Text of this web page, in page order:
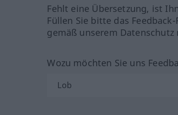
Fehlt eine Übersetzung, ist
Füllen Sie bitte das
gemäß unserem
Wozu möchten Sie uns